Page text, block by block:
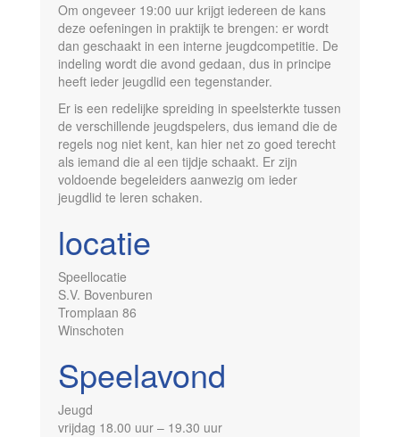
Om ongeveer 19:00 uur krijgt iedereen de kans
deze oefeningen in praktijk te brengen: er wordt
dan geschaakt in een interne jeugdcompetitie. De
indeling wordt die avond gedaan, dus in principe
heeft ieder jeugdlid een tegenstander.
Er is een redelijke spreiding in speelsterkte tussen
de verschillende jeugdspelers, dus iemand die de
regels nog niet kent, kan hier net zo goed terecht
als iemand die al een tijdje schaakt. Er zijn
voldoende begeleiders aanwezig om ieder
jeugdlid te leren schaken.
locatie
Speellocatie
S.V. Bovenburen
Tromplaan 86
Winschoten
Speelavond
Jeugd
vrijdag 18.00 uur – 19.30 uur